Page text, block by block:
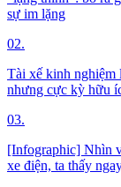
sự im lặng
02.
Tài xế kinh nghiệm
nhưng cực kỳ hữu
03.
[Infographic] Nhìn
xe điện, ta thấy